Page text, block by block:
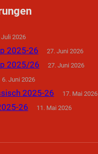
Juli 2026
2025-26 27. Juni 2026
2025/26 27. Juni 2026
6. Juni 2026
2025-26 17. Mai 2026
26 11. Mai 2026